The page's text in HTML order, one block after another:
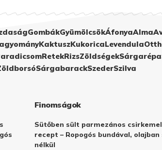
GombákGyümölcsökÁfonyaAlma
KaktuszKukoricaLevendula
RetekRizsZöldségekSárgarépa
SárgabarackSzederSzilva
Finomságok
Sütőben sült parmezános
recept – Ropogós bundával, olajban
nélkül